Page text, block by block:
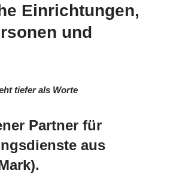
Einrichtungen,
und
tiefer als Worte
Partner für
aus